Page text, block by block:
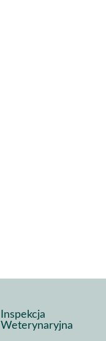
Inspekcja
Weterynaryjna